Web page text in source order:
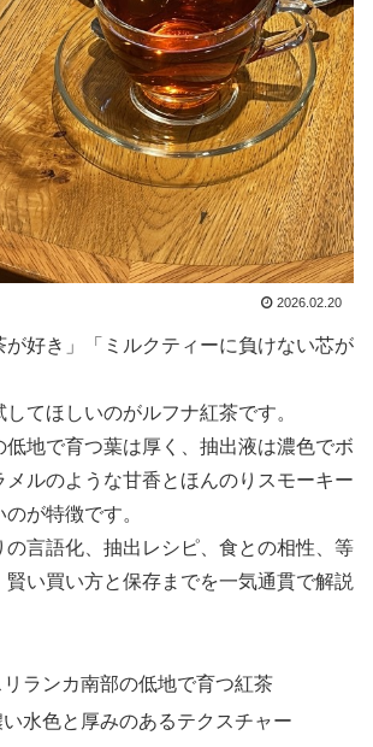
2026.02.20
が好き」「ミルクティーに負けない芯が
てほしいのがルフナ紅茶です。
低地で育つ葉は厚く、抽出液は濃色でボ
メルのような甘香とほんのりスモーキー
が特徴です。
の言語化、抽出レシピ、食との相性、等
い買い方と保存までを一気通貫で解説
ランカ南部の低地で育つ紅茶
水色と厚みのあるテクスチャー